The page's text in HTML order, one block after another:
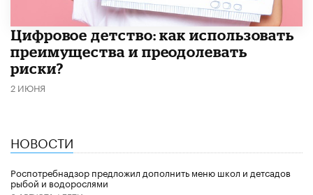
​Цифровое детство: как использовать
преимущества и преодолевать
риски?
2 ИЮНЯ
НОВОСТИ
Роспотребнадзор предложил дополнить меню школ и детсадов
рыбой и водорослями